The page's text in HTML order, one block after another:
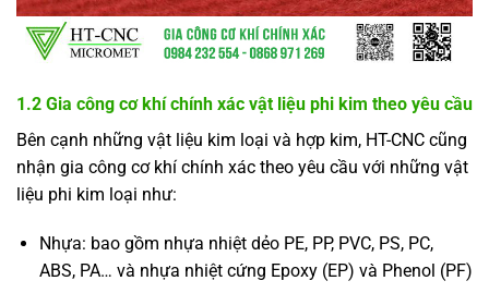
1.2 Gia công cơ khí chính xác vật liệu phi kim theo yêu cầu
Bên cạnh những vật liệu kim loại và hợp kim, HT-CNC cũng
nhận gia công cơ khí chính xác theo yêu cầu với những vật
liệu phi kim loại như:
Nhựa: bao gồm nhựa nhiệt dẻo PE, PP, PVC, PS, PC,
ABS, PA… và nhựa nhiệt cứng Epoxy (EP) và Phenol (PF)